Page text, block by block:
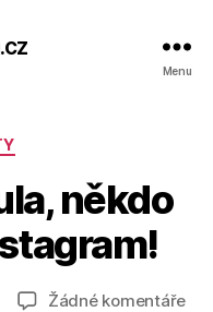
Menu
někdo
Žádné komentářeu